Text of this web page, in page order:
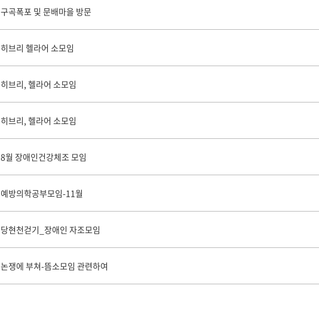
구곡폭포 및 문배마을 방문
히브리 헬라어 소모임
히브리, 헬라어 소모임
히브리, 헬라어 소모임
8월 장애인건강체조 모임
예방의학공부모임-11월
당현천걷기_장애인 자조모임
논쟁에 부쳐-뜸소모임 관련하여